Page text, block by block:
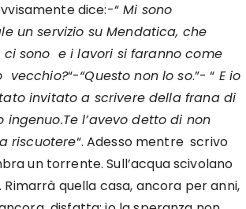
dice:-“Mi sono
un servizio su Mendatica, che
ci sono e i lavori si faranno come
vecchio?“-“Questo non lo so.”- “ E io
invitato a scrivere della frana di
l’avevo detto di non
riscuotere“. Adesso mentre scrivo
un torrente. Sull’acqua scivolano
quella casa, ancora per anni,